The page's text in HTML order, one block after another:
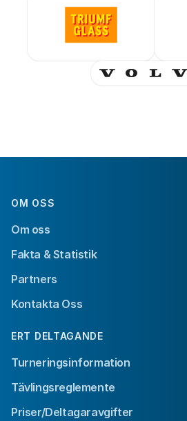
OM OSS
Om oss
Fakta & Statistik
Partners
Kontakta Oss
ERT DELTAGANDE
Turneringsinformation
Tävlingsreglemente
Priser/Deltagaravgifter